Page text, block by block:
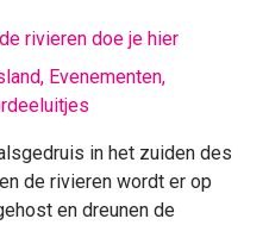
rivieren doe je hier
, Evenementen,
in het zuiden des
de rivieren wordt er op
en dreunen de